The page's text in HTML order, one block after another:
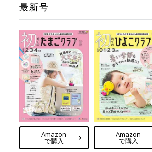
最新号
Amazon
で購入
Amazon
で購入